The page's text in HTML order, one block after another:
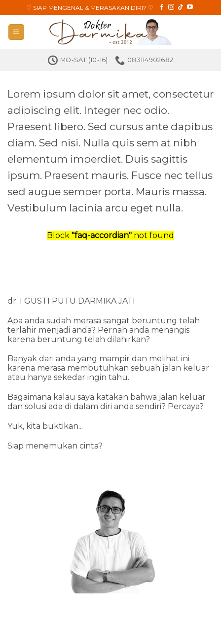
to
content
♡ SIAP MENGENAL & MERASAKAN DIRI? ♡
MO-SAT (10-16) 083114902682
Lorem ipsum dolor sit amet, consectetur
adipiscing elit. Integer nec odio.
Praesent libero. Sed cursus ante dapibus
diam. Sed nisi. Nulla quis sem at nibh
elementum imperdiet. Duis sagittis
ipsum. Praesent mauris. Fusce nec tellus
sed augue semper porta. Mauris massa.
Vestibulum lacinia arcu eget nulla.
Block "faq-accordian" not found
dr. I GUSTI PUTU DARMIKA JATI
Apa anda sudah merasa sangat beruntung telah
terlahir menjadi anda? Pernah anda menangis
karena beruntung telah dilahirkan?
Banyak dari anda yang mampir dan melihat ini
karena merasa membutuhkan sebuah jalan keluar
atau hanya sekedar ingin tahu.
Bagaimana kalau saya katakan bahwa jalan keluar
dan solusi ada di dalam diri anda sendiri? Percaya?
Yuk, kita buktikan...
Siap menemukan cinta?